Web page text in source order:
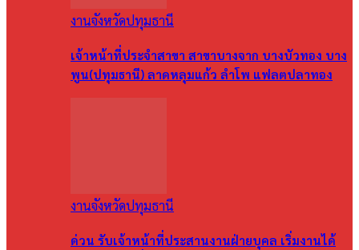
งานจังหวัดปทุมธานี
เจ้าหน้าที่ประจำสาขา สาขาบางจาก บางบัวทอง บาง
พูน(ปทุมธานี) ลาดหลุมแก้ว ลำโพ แฟลตปลาทอง
งานจังหวัดปทุมธานี
ด่วน รับเจ้าหน้าที่ประสานงานฝ่ายบุคล เริ่มงานได้